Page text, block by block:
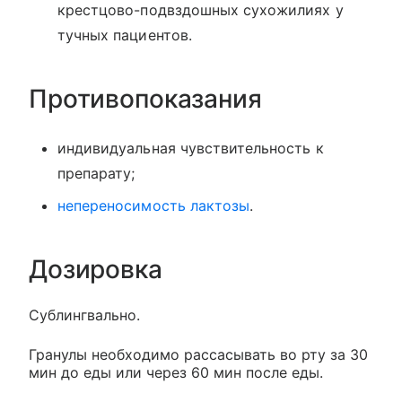
крестцово-подвздошных сухожилиях у
тучных пациентов.
Противопоказания
индивидуальная чувствительность к
препарату;
непереносимость лактозы.
Дозировка
Сублингвально.
Гранулы необходимо рассасывать во рту за 30
мин до еды или через 60 мин после еды.